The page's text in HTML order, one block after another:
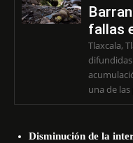
fallas
Tlaxcala,
una de
Disminución de la